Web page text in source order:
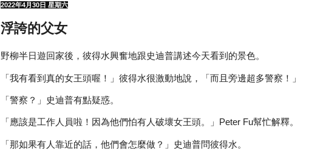
2022年4月30日 星期六
浮誇的父女
野柳半日遊回家後，彼得水興奮地跟史迪普講述今天看到的景色。
「我有看到真的女王頭喔！」彼得水很激動地說，「而且旁邊超多警察！」
「警察？」史迪普有點疑惑。
「應該是工作人員啦！因為他們怕有人破壞女王頭。」Peter Fu幫忙解釋。
「那如果有人靠近的話，他們會怎麼做？」史迪普問彼得水。